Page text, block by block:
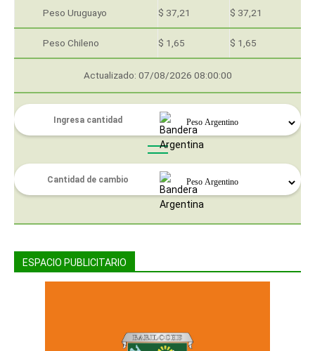
Peso Uruguayo $ 37,21 $ 37,21
Peso Chileno $ 1,65 $ 1,65
Actualizado: 07/08/2026 08:00:00
ESPACIO PUBLICITARIO